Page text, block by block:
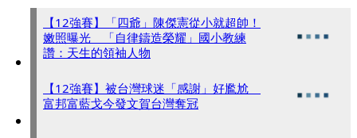
【12強賽】「四爺」陳傑憲從小就超帥！
嫩照曝光 「自律鑄造榮耀」國小教練
讚：天生的領袖人物
【12強賽】被台灣球迷「感謝」好尷尬
富邦富藍戈今發文賀台灣奪冠